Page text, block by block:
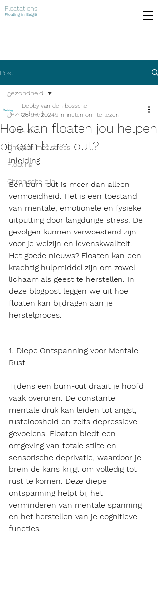
Floatations
Floating in België
Post
gezondheid
Fit na 40
Omgaan met stress
Floating
Chronische pijn
gezondheid
Hoe kan floaten jou helpen
bij een burn-out?
Debby van den bossche
28 okt 20242 minuten om te lezen
Inleiding
Een burn-out is meer dan alleen
vermoeidheid. Het is een toestand
van mentale, emotionele en fysieke
uitputting door langdurige stress. De
gevolgen kunnen verwoestend zijn
voor je welzijn en levenskwaliteit.
Het goede nieuws? Floaten kan een
krachtig hulpmiddel zijn om zowel
lichaam als geest te herstellen. In
deze blogpost leggen we uit hoe
floaten kan bijdragen aan je
herstelproces.
1. Diepe Ontspanning voor Mentale
Rust
Tijdens een burn-out draait je hoofd
vaak overuren. De constante
mentale druk kan leiden tot angst,
rusteloosheid en zelfs depressieve
gevoelens. Floaten biedt een
omgeving van totale stilte en
sensorische deprivatie, waardoor je
brein de kans krijgt om volledig tot
rust te komen. Deze diepe
ontspanning helpt bij het
verminderen van mentale spanning
en het herstellen van je cognitieve
functies.